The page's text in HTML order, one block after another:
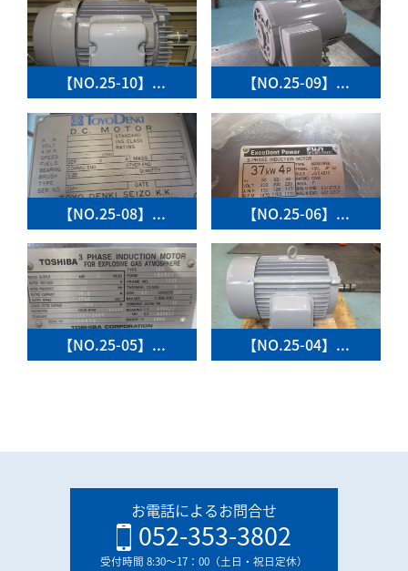
【NO.25-10】... 【NO.25-09】...
【NO.25-08】... 【NO.25-06】...
【NO.25-05】... 【NO.25-04】...
お電話によるお問合せ
052-353-3802
受付時間 8:30〜17：00（土日・祝日定休）